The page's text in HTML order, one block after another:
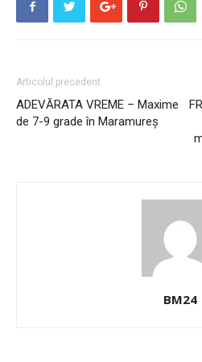
Articolul precedent
ADEVĂRATA VREME – Maxime
de 7-9 grade în Maramureș
BM24